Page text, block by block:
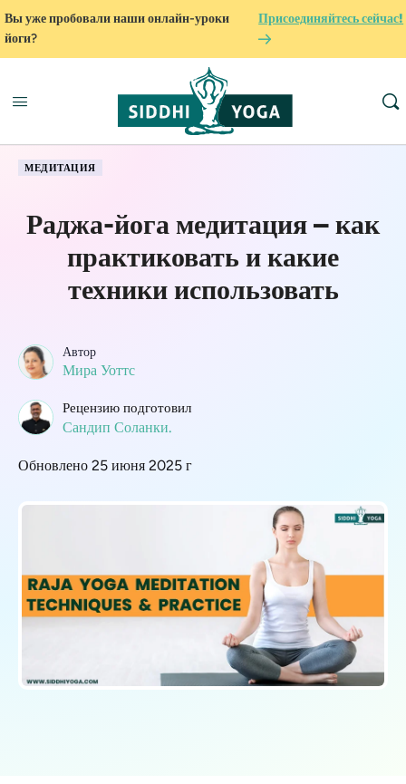
Вы уже пробовали наши онлайн-уроки
йоги?
Присоединяйтесь сейчас!
МЕДИТАЦИЯ
Раджа-йога медитация – как
практиковать и какие
техники использовать
Автор
Мира Уоттс
Рецензию подготовил
Сандип Соланки.
Обновлено 25 июня 2025 г